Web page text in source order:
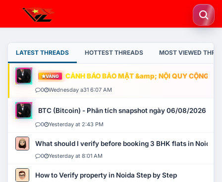
LATEST THREADS HOTTEST THREADS MOST VIEWED
VÀNG CẢNH BÁO BẢO MẬT &amp; NỘI QUY CỘNG
0 Wednesday a31 6:07 AM
BTC (Bitcoin) - Phân tích snapshot ngày 06/08/2026
0 Yesterday at 2:43 PM
What should I verify before booking 3 BHK flats in Noida?
0 Yesterday at 8:01 AM
How to Verify property in Noida Step by Step